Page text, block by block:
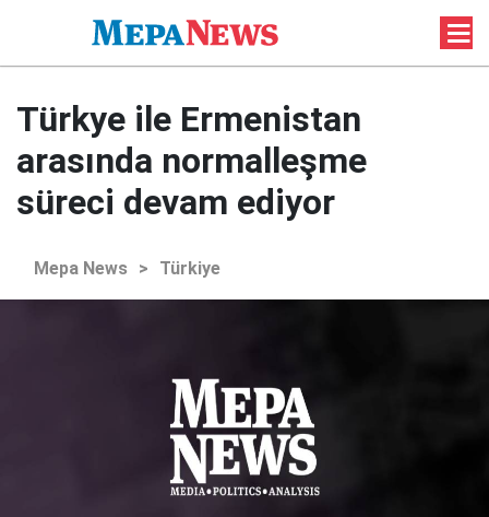
Türkye ile Ermenistan
arasında normalleşme
süreci devam ediyor
Mepa News > Türkiye